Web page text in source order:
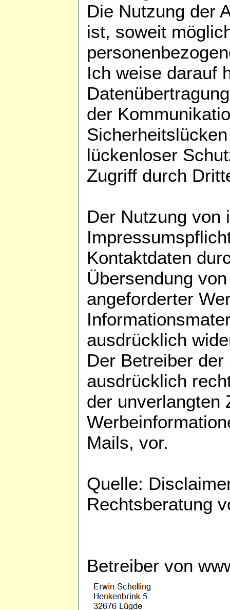
Die Nutzung der
ist, soweit
Ich weise darauf
der
lückenloser
Zugriff durch
Der Nutzung von
Kontaktdaten
Übersendung
angeforderter
ausdrücklich
Der Betreiber
ausdrücklich
der unverlangten
Mails, vor.
Quelle:
Rechtsberatung
Betreiber von